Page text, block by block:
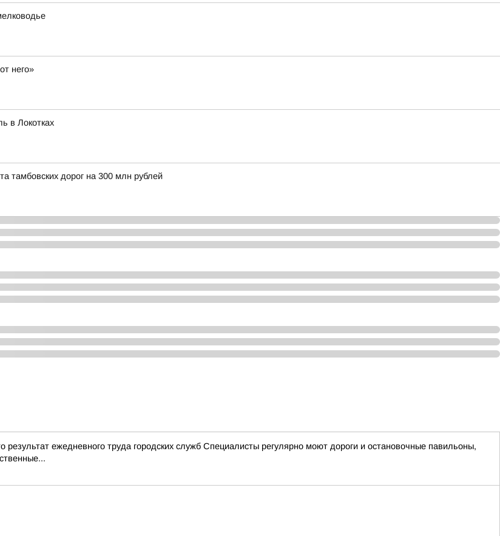
него»
в Локотках
тамбовских дорог на 300 млн рублей
результат ежедневного труда городских служб Специалисты регулярно моют дороги и остановочные павильоны,